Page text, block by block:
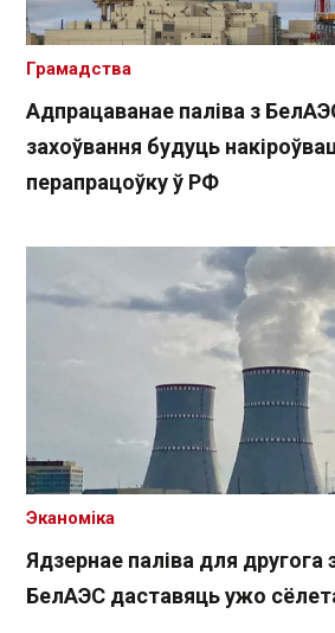
Адпрацаванае паліва з
захоўвання будуць
перапрацоўку ў РФ
Грамадства
Ядзернае паліва для другога
БелАЭС даставяць ужо
Эканоміка